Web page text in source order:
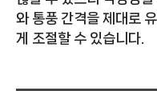
와 통풍 간격을 제대로
게 조절할 수 있습니다.